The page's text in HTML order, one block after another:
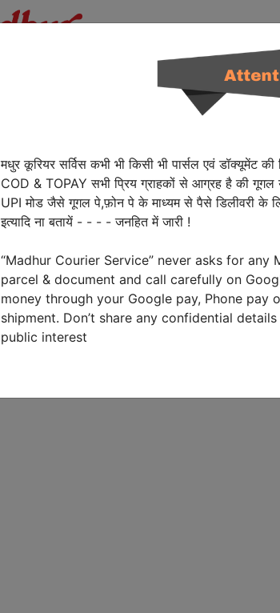
मधुर कूरियर सर्विस कभी भी किसी भी पार्सल एवं डॉक्यूमेंट
COD & TOPAY सभी प्रिय ग्राहकों से आग्रह है की
UPI मोड जैसे गूगल पे,फ़ोन पे के माध्यम से पैसे डिलीवरी के
इत्यादि ना बतायें - - - - जनहित में जारी !
“Madhur Courier Service” never asks for
parcel & document and call carefully on
money through your Google pay, Phone
shipment. Don’t share any confidential
public interest